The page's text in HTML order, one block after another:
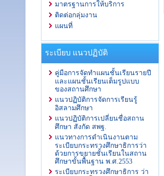
มาตรฐานการให้บริการ
ติดต่อกลุ่มงาน
แผนที่
ระเบียบ แนวปฏิบัติ
คู่มือการจัดทำแผนชั้นเรียนรายปี
และแผนชั้นเรียนเต็มรูปแบบ
ของสถานศึกษา
แนวปฏิบัติการจัดการเรียนรู้
อิสลามศึกษา
แนวปฏิบัติการเปลี่ยนชื่อสถาน
ศึกษา สังกัด สพฐ.
แนวทางการดำเนินงานตาม
ระเบียบกระทรวงศึกษาธิการว่า
ด้วยการขยายชั้นเรียนในสถาน
ศึกษาขั้นพื้นฐาน พ.ศ.2553
ระเบียบกระทรวงศึกษาธิการ ว่า